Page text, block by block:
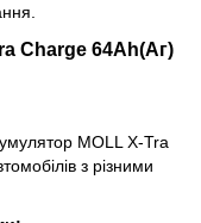
Charge 64Ah(Аг)
MOLL X-Tra
з різними